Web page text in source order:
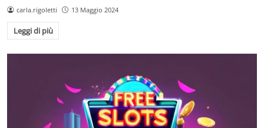
carla.rigoletti 13 Maggio 2024
Leggi di più